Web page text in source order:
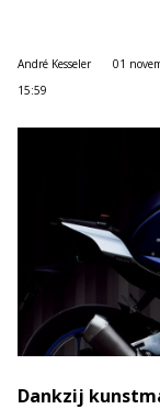
André Kesseler
01
15:59
Dankzij